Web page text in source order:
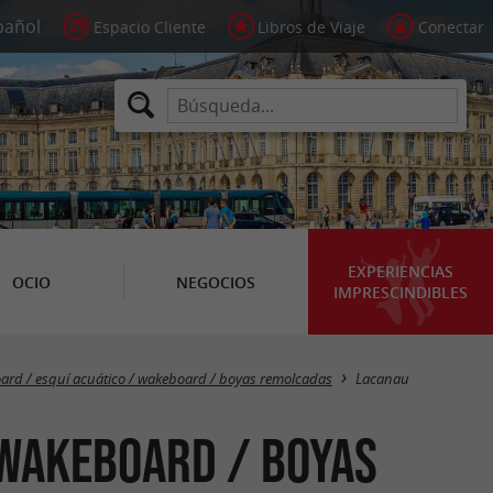
Espacio Cliente Libros de Viaje Conectar
OCIO NEGOCIOS
EXPERIENCIAS
IMPRESCINDIBLES
Masquer la carte
/ esquí acuático / wakeboard / boyas remolcadas Lacanau
/ boyas